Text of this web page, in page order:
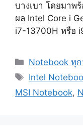
บางเบา โดยมาพ
ผล Intel Core i
i7-13700H หรือ
Categories
Notebook ทุ
Tags
Intel
MSI Notebook,